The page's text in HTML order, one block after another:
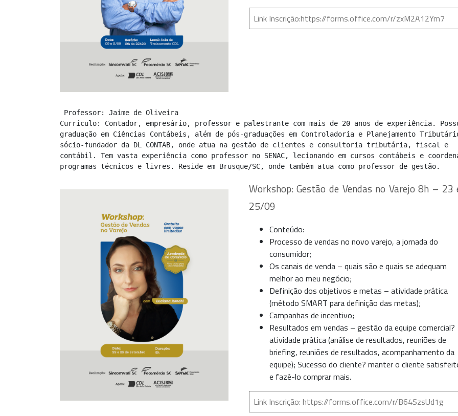
Link Inscrição:https://forms.office.com/r/zxM2A12Ym7
Currículo: Contador, empresário, professor e palestrante com mais de 20 anos de experiência.
graduação em Ciências Contábeis, além de pós-graduações em Controladoria e Planejamento
sócio-fundador da DL CONTAB, onde atua na gestão de clientes e consultoria tributária, fiscal e
contábil. Tem vasta experiência como professor no SENAC, lecionando em cursos contábeis e
programas técnicos e livres. Reside em Brusque/SC, onde também atua como professor de gestão.
Workshop: Gestão de Vendas no Varejo 8h – 23
25/09
Conteúdo:
Processo de vendas no novo varejo, a jornada do
consumidor;
Os canais de venda – quais são e quais se adequam
melhor ao meu negócio;
Definição dos objetivos e metas – atividade prática
(método SMART para definição das metas);
Campanhas de incentivo;
Resultados em vendas – gestão da equipe comercial?
atividade prática (análise de resultados, reuniões de
briefing, reuniões de resultados, acompanhamento da
equipe); Sucesso do cliente? manter o cliente
e fazê-lo comprar mais.
Link Inscrição: https://forms.office.com/r/B64SzsUd1g